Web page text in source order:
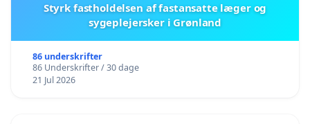
Styrk fastholdelsen af fastansatte læger og
sygeplejersker i Grønland
86 underskrifter
86 Underskrifter / 30 dage
21 Jul 2026